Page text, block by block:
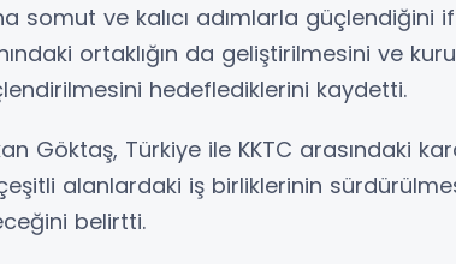
somut ve kalıcı adımlarla güçlendiğini
ortaklığın da geliştirilmesini ve
hedeflediklerini kaydetti.
Göktaş, Türkiye ile KKTC arasındaki
alanlardaki iş birliklerinin
belirtti.